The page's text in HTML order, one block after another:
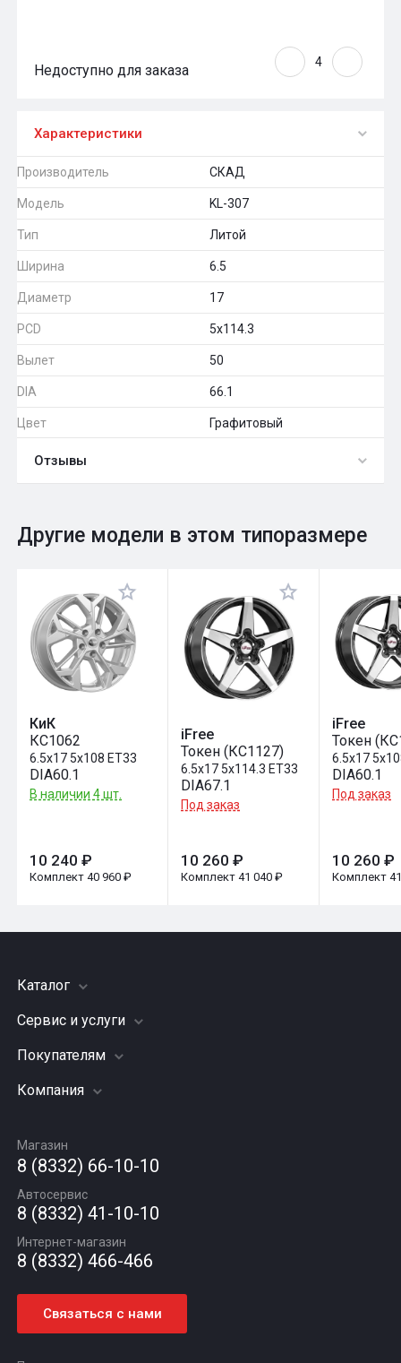
Недоступно для заказа
Характеристики
Производитель СКАД
Модель KL-307
Тип Литой
Ширина 6.5
Диаметр 17
PCD 5x114.3
Вылет 50
DIA 66.1
Цвет Графитовый
Отзывы
Оставить отзыв
Общий рейтинг 0
Другие модели в этом типоразмере
КиК
КС1062
6.5x17 5x108 ET33
DIA60.1
В наличии 4 шт.
10 240 ₽
Комплект 40 960 ₽
iFree
Токен (КС1127)
6.5x17 5x114.3 ET33
DIA67.1
Под заказ
10 260 ₽
Комплект 41 040 ₽
iFree
Токен
6.5x17
DIA60.1
Под заказ
10 260 ₽
Комплект
Каталог
Шины
Грузовые шины
Диски
Автомасла
Сервис и услуги
Заправка кондиционера
Подвеска (ходовая часть)
Шиномонтаж
Покупателям
Акции
Гарантии и возврат
Компания
Вакансии
Новости
Статьи
Контакты
Магазин
8 (8332) 66-10-10
Автосервис
8 (8332) 41-10-10
Интернет-магазин
8 (8332) 466-466
Связаться с нами